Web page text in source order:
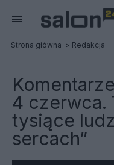
Strona główna Redakcja
4 czerwca.
tysiące
sercach”